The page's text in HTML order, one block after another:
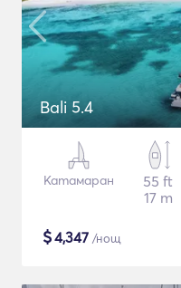
Bali 5.4
Катамаран
55 ft
17 m
$4,347 /нощ